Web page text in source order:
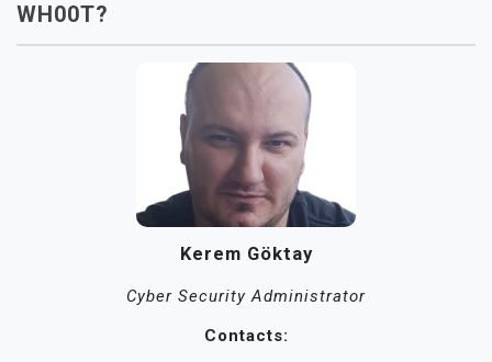
WH00T?
Kerem Göktay
Cyber Security Administrator
Contacts: